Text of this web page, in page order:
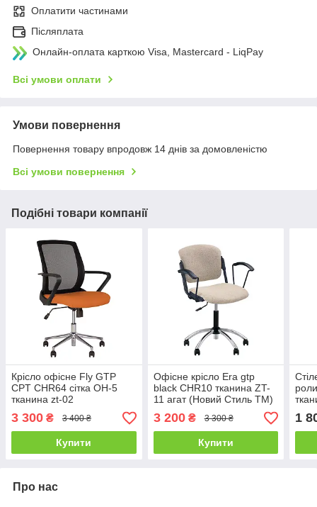
Оплатити частинами
Післяплата
Онлайн-оплата карткою Visa, Mastercard - LiqPay
Всі умови оплати
Умови повернення
Повернення товару впродовж 14 днів за домовленістю
Всі умови повернення
Подібні товари компанії
Крісло офісне Fly GTP
CPT CHR64 сітка OH-5
тканина zt-02
помаранчева (Новий
Стиль ТМ)
3 300 ₴ 3 400 ₴
Купити
Офісне крісло Era gtp
black CHR10 тканина ZT-
11 агат (Новий Стиль ТМ)
3 200₴ 3 300 ₴
Купити
1
Про нас